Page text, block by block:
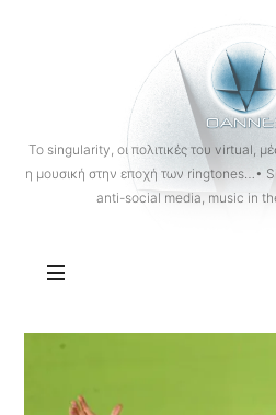
To singularity, οι πολιτικές του virtual,
η μουσική στην εποχή των ringtones…•
anti-social media, music in